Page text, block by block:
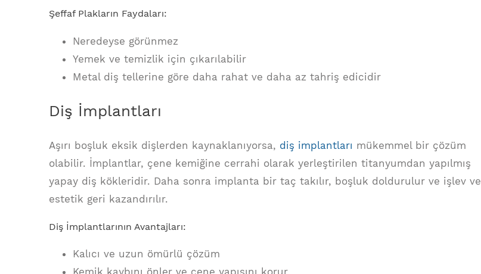
Şeffaf Plakların Faydaları:
Neredeyse görünmez
Yemek ve temizlik için çıkarılabilir
Metal diş tellerine göre daha rahat ve daha az tahriş edicidir
Diş İmplantları
Aşırı boşluk eksik dişlerden kaynaklanıyorsa, diş implantları mükemmel bir çözüm
olabilir. İmplantlar, çene kemiğine cerrahi olarak yerleştirilen titanyumdan yapılmış
yapay diş kökleridir. Daha sonra implanta bir taç takılır, boşluk doldurulur ve işlev ve
estetik geri kazandırılır.
Diş İmplantlarının Avantajları:
Kalıcı ve uzun ömürlü çözüm